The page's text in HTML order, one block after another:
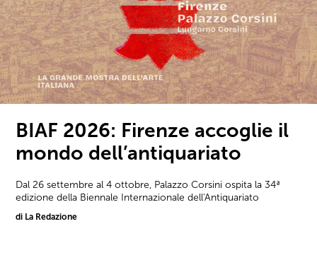
BIAF 2026: Firenze accoglie il
mondo dell’antiquariato
Dal 26 settembre al 4 ottobre, Palazzo Corsini ospita la 34ª
edizione della Biennale Internazionale dell'Antiquariato
di La Redazione